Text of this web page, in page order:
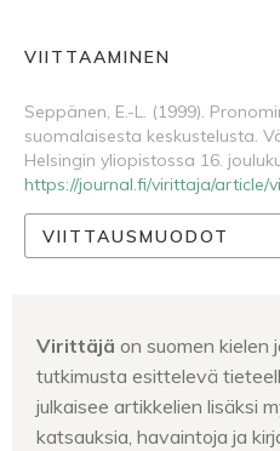
VIITTAAMINEN
Seppänen, E.-L. (1999).
suomalaisesta keskustelusta.
Helsingin yliopistossa 16.
https://journal.fi/virittaja/article/
VIITTAUSMUODOT
Virittäjä on suomen kielen
tutkimusta esittelevä
julkaisee artikkelien lisäksi
katsauksia, havaintoja ja